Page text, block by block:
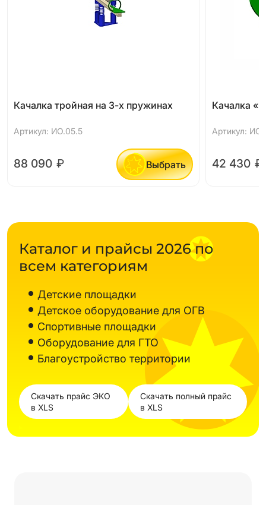
Качалка тройная на 3-х пружинах
Артикул: ИО.05.5
88 090 ₽ Выбрать
Качалка
Артикул:
42 430 ₽
Каталог и прайсы 2026 по
всем категориям
Детские площадки
Детское оборудование для ОГВ
Спортивные площадки
Оборудование для ГТО
Благоустройство территории
Скачать прайс ЭКО
в XLS
Скачать полный прайс
в XLS